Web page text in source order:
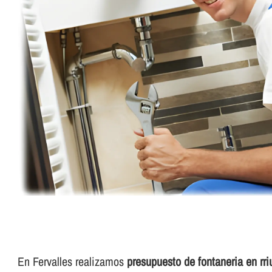
En Fervalles realizamos presupuesto de fontaneria en